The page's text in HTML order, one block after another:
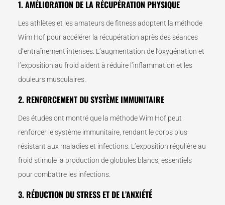
1. AMÉLIORATION DE LA RÉCUPÉRATION PHYSIQUE
Les athlètes et les amateurs de fitness adoptent la méthode
Wim Hof pour accélérer la récupération après des séances
d’entraînement intenses. L’augmentation de l’oxygénation et
l’exposition au froid aident à réduire l’inflammation et les
douleurs musculaires.
2. RENFORCEMENT DU SYSTÈME IMMUNITAIRE
Des études ont montré que la méthode Wim Hof peut
renforcer le système immunitaire, rendant le corps plus
résistant aux maladies et infections. L’exposition régulière au
froid stimule la production de globules blancs, essentiels
pour combattre les infections.
3. RÉDUCTION DU STRESS ET DE L’ANXIÉTÉ